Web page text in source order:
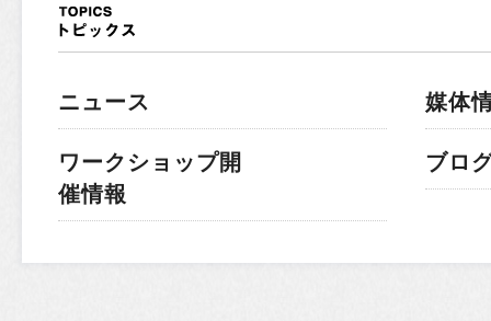
ニュース
ワークショップ開
催情報
媒体
ブロ